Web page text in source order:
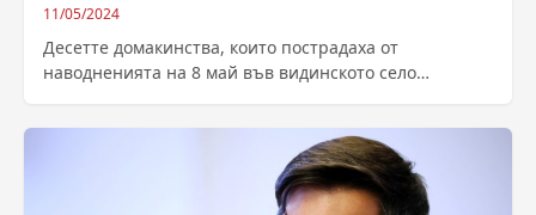
11/05/2024
Десетте домакинства, които пострадаха от
наводненията на 8 май във видинското село
на...